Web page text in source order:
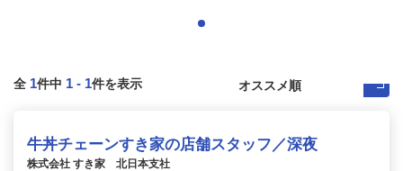
全 1件中 1 - 1件を表示
牛丼チェーンすき家の店舗スタッフ／深夜
株式会社 すき家 北日本支社